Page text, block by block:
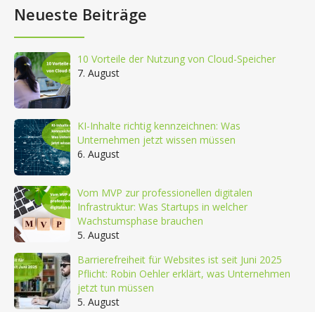
Neueste Beiträge
10 Vorteile der Nutzung von Cloud-Speicher
7. August
KI-Inhalte richtig kennzeichnen: Was
Unternehmen jetzt wissen müssen
6. August
Vom MVP zur professionellen digitalen
Infrastruktur: Was Startups in welcher
Wachstumsphase brauchen
5. August
Barrierefreiheit für Websites ist seit Juni 2025
Pflicht: Robin Oehler erklärt, was Unternehmen
jetzt tun müssen
5. August